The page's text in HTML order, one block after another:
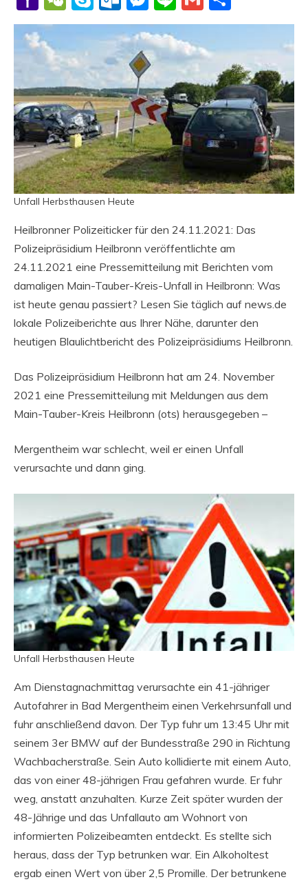
Mail
Unfall Herbsthausen Heute
Heilbronner Polizeiticker für den 24.11.2021: Das
Polizeipräsidium Heilbronn veröffentlichte am
24.11.2021 eine Pressemitteilung mit Berichten vom
damaligen Main-Tauber-Kreis-Unfall in Heilbronn: Was
ist heute genau passiert? Lesen Sie täglich auf news.de
lokale Polizeiberichte aus Ihrer Nähe, darunter den
heutigen Blaulichtbericht des Polizeipräsidiums Heilbronn.
Das Polizeipräsidium Heilbronn hat am 24. November
2021 eine Pressemitteilung mit Meldungen aus dem
Main-Tauber-Kreis Heilbronn (ots) herausgegeben –
Mergentheim war schlecht, weil er einen Unfall
verursachte und dann ging.
Unfall Herbsthausen Heute
Am Dienstagnachmittag verursachte ein 41-jähriger
Autofahrer in Bad Mergentheim einen Verkehrsunfall und
fuhr anschließend davon. Der Typ fuhr um 13:45 Uhr mit
seinem 3er BMW auf der Bundesstraße 290 in Richtung
Wachbacherstraße. Sein Auto kollidierte mit einem Auto,
das von einer 48-jährigen Frau gefahren wurde. Er fuhr
weg, anstatt anzuhalten. Kurze Zeit später wurden der
48-Jährige und das Unfallauto am Wohnort von
informierten Polizeibeamten entdeckt. Es stellte sich
heraus, dass der Typ betrunken war. Ein Alkoholtest
ergab einen Wert von über 2,5 Promille. Der betrunkene